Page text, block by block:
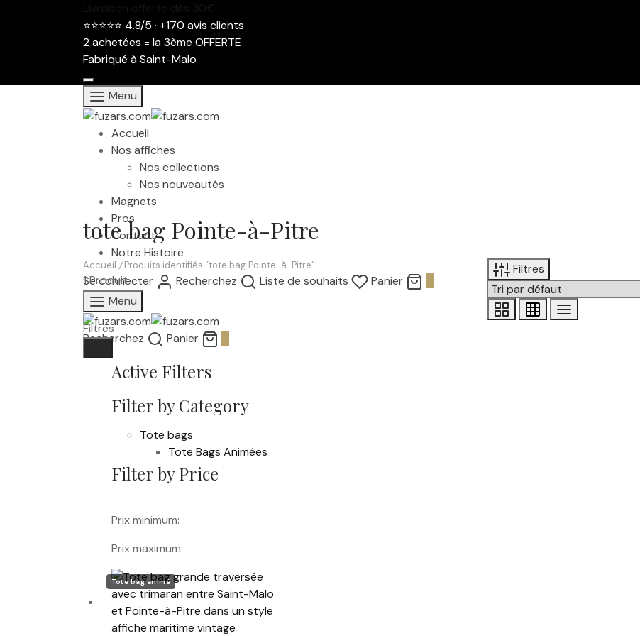
⭐⭐⭐⭐⭐ 4.8/5 · +170 avis clients
2 achetées = la 3ème OFFERTE
Fabriqué à Saint-Malo
Menu
Accueil
Nos affiches
Nos collections
Nos nouveautés
Magnets
Pros
Contact
Notre Histoire
Se connecter
Recherchez Liste de souhaits Panier
Menu
Recherchez Panier
tote bag Pointe-à-Pitre
Accueil /Produits identifiés “tote bag Pointe-à-Pitre”
1 Produit
Filtres
Filtres
Active Filters
Filter by Category
Tote bags
Tote Bags Animées
Filter by Price
Prix minimum:
Prix maximum:
Tote bag animé